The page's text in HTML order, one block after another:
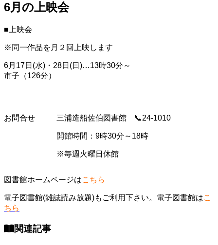
#2023年12月号
#2023年7月号
6月の上映会
■上映会
※同一作品を月２回上映します
6月17日(水)・28日(日)…13時30分～
市子（126分）
お問合せ 三浦造船佐伯図書館 📞24-1010
開館時間：9時30分～18時
※毎週火曜日休館
図書館ホームページはこちら
電子図書館(雑誌読み放題)もご利用下さい。電子図書館はこ
ちら
関連記事